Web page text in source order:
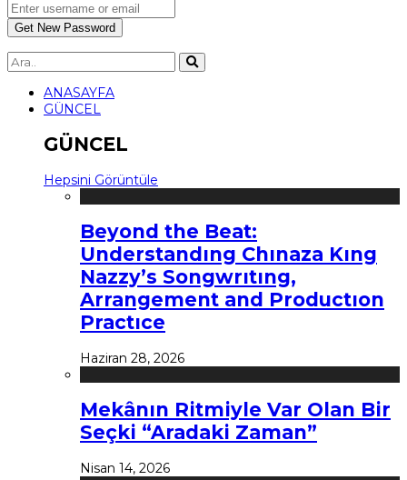
ANASAYFA
GÜNCEL
GÜNCEL
Hepsini Görüntüle
Beyond the Beat:
Understandıng Chınaza Kıng
Nazzy’s Songwrıtıng,
Arrangement and Productıon
Practıce
Haziran 28, 2026
Mekânın Ritmiyle Var Olan Bir
Seçki “Aradaki Zaman”
Nisan 14, 2026